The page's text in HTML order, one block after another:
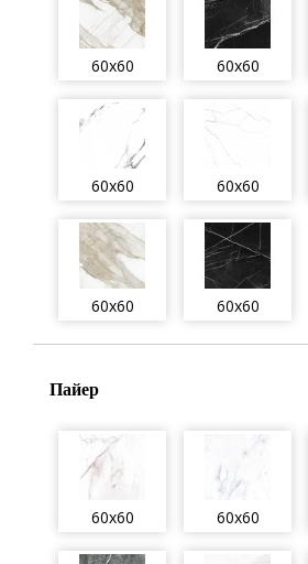
60x60 60x60
60x60 60x60
60x60 60x60
Пайер
60x60 60x60